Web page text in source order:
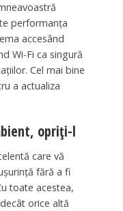
performanța
accesând
Wi-Fi ca singură
Cel mai bine
a actualiza
opriți-l
care vă
fără a fi
toate acestea,
orice altă